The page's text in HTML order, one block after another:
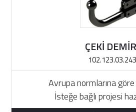
ÇEKİ
102.123.03.243
Avrupa normlarına
İsteğe bağlı projesi